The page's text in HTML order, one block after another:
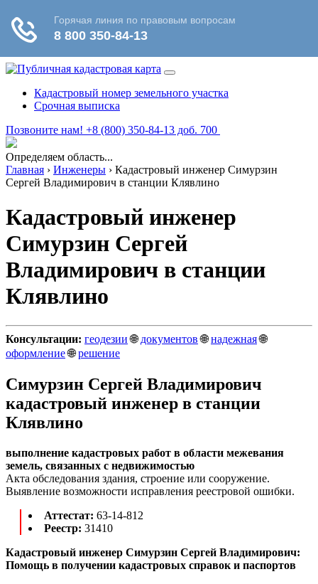
Кадастровый номер земельного участка
Срочная выписка
Позвоните нам! +8 (800) 350-84-13 доб. 700
Определяем область...
Главная › Инженеры › Кадастровый инженер Симурзин
Сергей Владимирович в станции Клявлино
Кадастровый инженер
Симурзин Сергей
Владимирович в станции
Клявлино
Консультации: геодезии🌐документов🌐надежная🌐
оформление🌐решение
Симурзин Сергей Владимирович
кадастровый инженер в станции
Клявлино
выполнение кадастровых работ в области межевания
земель, связанных с недвижимостью
Акта обследования здания, строение или сооружение.
Выявление возможности исправления реестровой ошибки.
Аттестат: 63-14-812
Реестр: 31410
Кадастровый инженер Симурзин Сергей Владимирович:
Помощь в получении кадастровых справок и паспортов